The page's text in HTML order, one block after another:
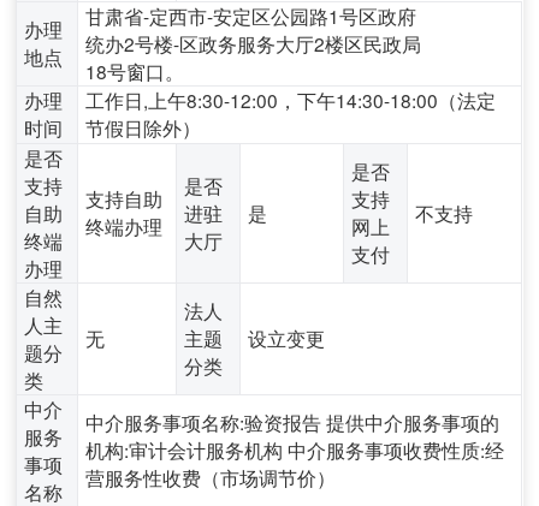
办理
地点
甘肃省-定西市-安定区公园路1号区政府
统办2号楼-区政务服务大厅2楼区民政局
18号窗口。
办理
时间
工作日,上午8:30-12:00，下午14:30-18:00（法定
节假日除外）
是否
支持
自助
终端
办理
支持自助
终端办理
是否
进驻
大厅
是
是否
支持
网上
支付
不支持
自然
人主
题分
类
无
法人
主题
分类
设立变更
中介
服务
事项
名称
中介服务事项名称:验资报告 提供中介服务事项的
机构:审计会计服务机构 中介服务事项收费性质:经
营服务性收费（市场调节价）